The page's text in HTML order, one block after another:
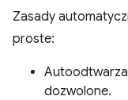
Zasady
proste:
dozwolone.